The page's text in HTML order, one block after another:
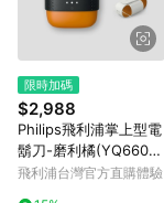
限時加碼
$2,988
Philips飛利浦掌上型電
鬍刀-磨利橘(YQ660/0
2)
飛利浦台灣官方直購體驗